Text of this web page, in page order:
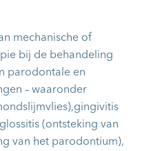
mechanische of
bij de behandeling
parodontale en
– waaronder
(ontsteking van
van het parodontium),